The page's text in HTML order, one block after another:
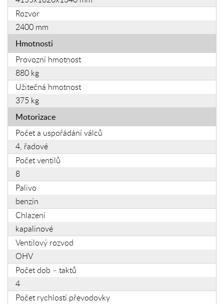
Rozvor
2400 mm
Hmotnosti
Provozní hmotnost
880 kg
Užitečná hmotnost
375 kg
Motorizace
Počet a uspořádání válců
4, řadové
Počet ventilů
8
Palivo
benzín
Chlazení
kapalinové
Ventilový rozvod
OHV
Počet dob – taktů
4
Počet rychlostí převodovky